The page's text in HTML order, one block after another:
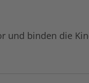
und binden die